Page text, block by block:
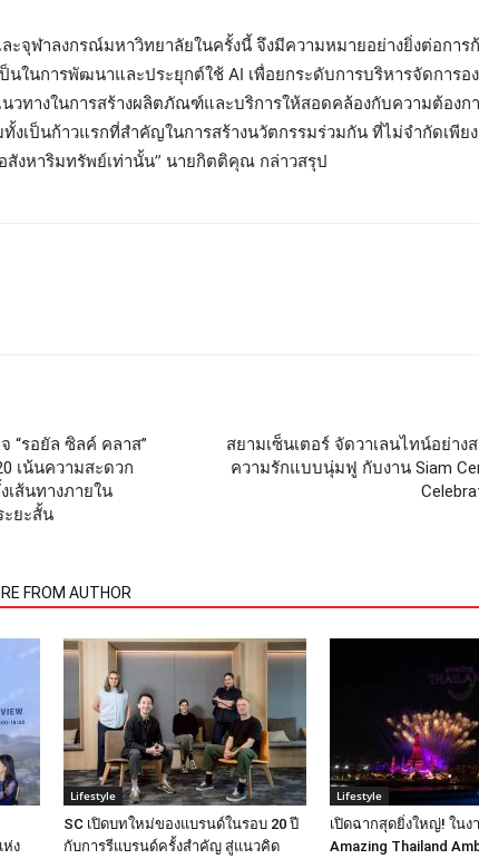
ะจุฬาลงกรณ์มหาวิทยาลัยในครั้งนี้ จึงมีความหมายอย่างยิ่งต่อการ
นในการพัฒนาและประยุกต์ใช้ AI เพื่อยกระดับการบริหารจัดการอ
วทางในการสร้างผลิตภัณฑ์และบริการให้สอดคล้องกับความต้องก
งเป็นก้าวแรกที่สำคัญในการสร้างนวัตกรรมร่วมกัน ที่ไม่จำกัดเพีย
งหาริมทรัพย์เท่านั้น” นายกิตติคุณ กล่าวสรุป
“รอยัล ซิลค์ คลาส”
เน้นความสะดวก
เส้นทางภายใน
ะยะสั้น
สยามเซ็นเตอร์ จัดวาเลนไทน์อย่าง
ความรักแบบนุ่มฟู กับงาน Siam
FROM AUTHOR
ห่ง
Lifestyle
SC เปิดบทใหม่ของแบรนด์ในรอบ 20 ปี
กับการรีแบรนด์ครั้งสำคัญ สู่แนวคิด
Lifestyle
เปิดฉากสุดยิ่งใหญ่! ในง
Amazing Thailand